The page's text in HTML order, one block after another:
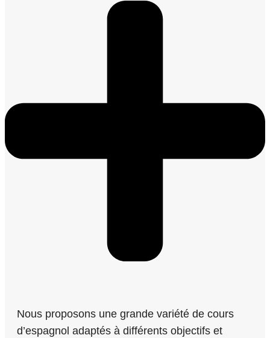
Nous proposons une grande variété de cours
d’espagnol adaptés à différents objectifs et